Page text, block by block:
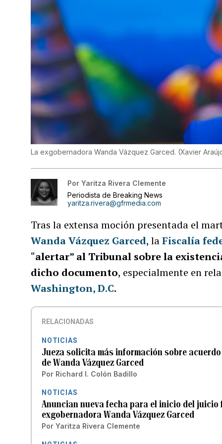
La exgobernadora Wanda Vázquez Garced. (Xavier
Por Yaritza Rivera Clemente
Periodista de Breaking News
yaritza.rivera@gfrmedia.com
Tras la extensa moción presentada el
Wanda Vázquez Garced, laFiscalía
“alertar” al Tribunal sobre la
dicho documento, especialmente en
Washington, D.C.
RELACIONADAS
NOTICIAS
Jueza solicita más información sobre
de Wanda Vázquez Garced
Por Richard I. Colón Badillo
NOTICIAS
Anuncian nueva fecha para el inicio del
exgobernadora Wanda Vázquez Garced
Por Yaritza Rivera Clemente